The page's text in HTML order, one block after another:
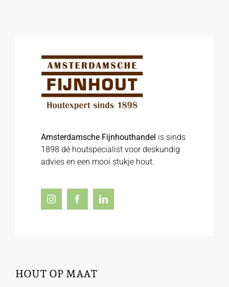
Amsterdamsche Fijnhouthandel is sinds
1898 dé houtspecialist voor deskundig
advies en een mooi stukje hout.
HOUT OP MAAT